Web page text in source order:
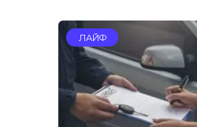
ЛАЙФ